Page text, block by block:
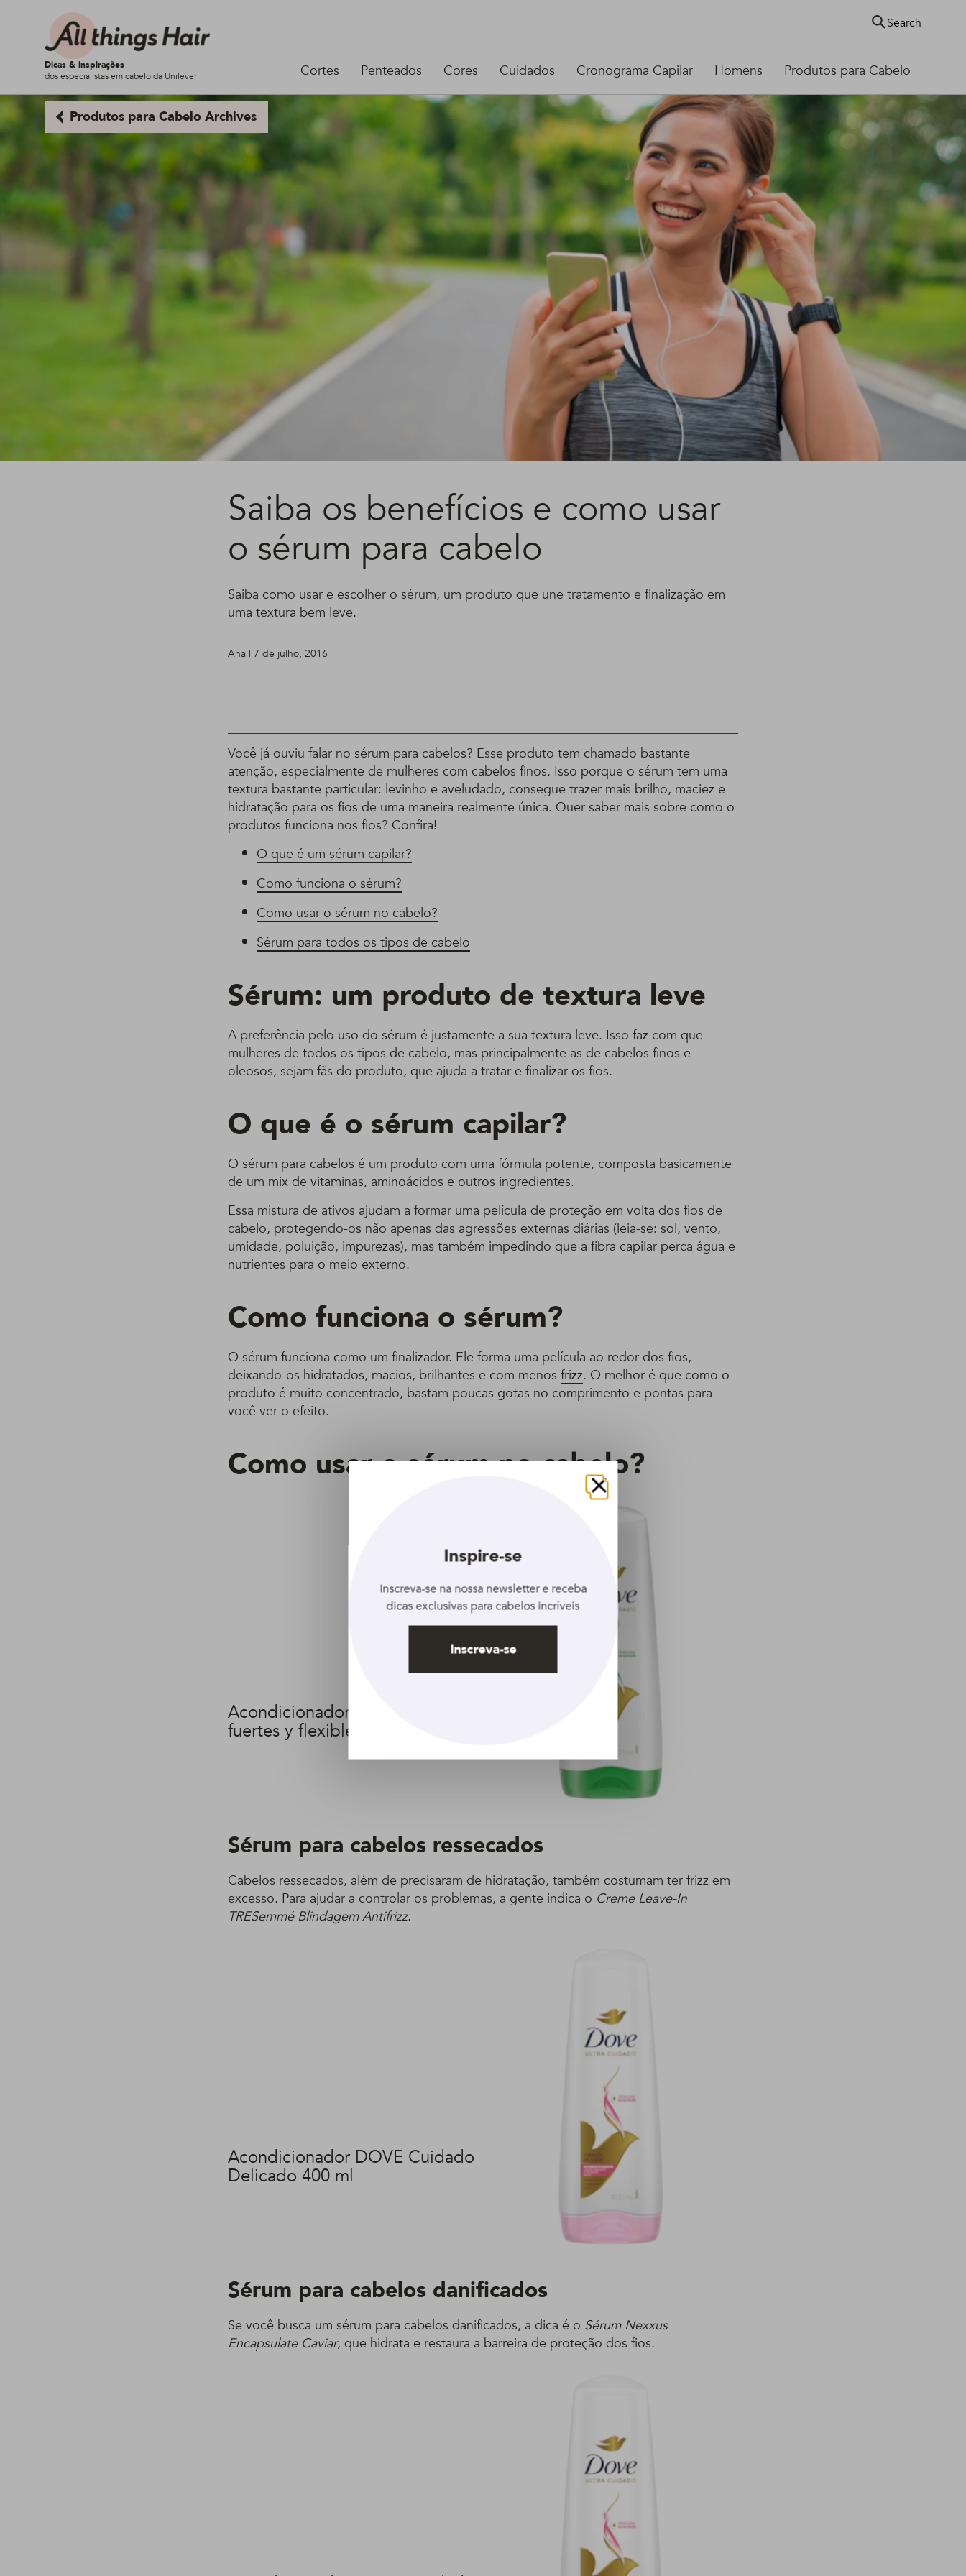
Dicas & inspirações
dos especialistas em cabelo da Unilever
Cortes Penteados Cores Cuidados Cronograma Capilar Homens Produtos para Cabelo
Search
Produtos para Cabelo Archives
Saiba os benefícios e como usar
o sérum para cabelo
Saiba como usar e escolher o sérum, um produto que une tratamento e finalização em
uma textura bem leve.
Ana | 7 de julho, 2016
Você já ouviu falar no sérum para cabelos? Esse produto tem chamado bastante
atenção, especialmente de mulheres com cabelos finos. Isso porque o sérum tem uma
textura bastante particular: levinho e aveludado, consegue trazer mais brilho, maciez e
hidratação para os fios de uma maneira realmente única. Quer saber mais sobre como o
produtos funciona nos fios? Confira!
O que é um sérum capilar?
Como funciona o sérum?
Como usar o sérum no cabelo?
Sérum para todos os tipos de cabelo
Sérum: um produto de textura leve
A preferência pelo uso do sérum é justamente a sua textura leve. Isso faz com que
mulheres de todos os tipos de cabelo, mas principalmente as de cabelos finos e
oleosos, sejam fãs do produto, que ajuda a tratar e finalizar os fios.
O que é o sérum capilar?
O sérum para cabelos é um produto com uma fórmula potente, composta basicamente
de um mix de vitaminas, aminoácidos e outros ingredientes.
Essa mistura de ativos ajudam a formar uma película de proteção em volta dos fios de
cabelo, protegendo-os não apenas das agressões externas diárias (leia-se: sol, vento,
umidade, poluição, impurezas), mas também impedindo que a fibra capilar perca água e
nutrientes para o meio externo.
Como funciona o sérum?
O sérum funciona como um finalizador. Ele forma uma película ao redor dos fios,
deixando-os hidratados, macios, brilhantes e com menos frizz. O melhor é que como o
produto é muito concentrado, bastam poucas gotas no comprimento e pontas para
você ver o efeito.
Como usar o sérum no cabelo?
Acondicionador DOVE Largos,
fuertes y flexibles 400 ml
Sérum para cabelos ressecados
Cabelos ressecados, além de precisaram de hidratação, também costumam ter frizz em
excesso. Para ajudar a controlar os problemas, a gente indica o Creme Leave-In
TRESemmé Blindagem Antifrizz.
Acondicionador DOVE Cuidado
Delicado 400 ml
Sérum para cabelos danificados
Se você busca um sérum para cabelos danificados, a dica é o Sérum Nexxus
Encapsulate Caviar, que hidrata e restaura a barreira de proteção dos fios.
Fechar
Inspire-se
Inscreva-se na nossa newsletter e receba
dicas exclusivas para cabelos incríveis
Inscreva-se